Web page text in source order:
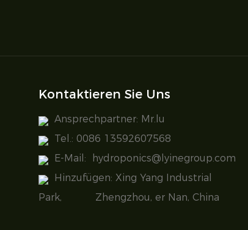
Kontaktieren Sie Uns
Ansprechpartner: Mr.lu
Tel.: 0086 13592607568
E-Mail:
hydroponics@lyinegroup.com
Hinzufügen: Xing Yang Industrial
Park, Zhengzhou, er Nan, China